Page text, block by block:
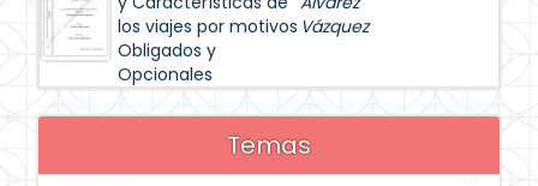
los viajes por motivos
Obligados y
Opcionales
Vázquez
Temas